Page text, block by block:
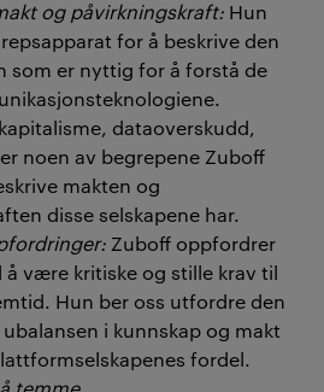
og påvirkningskraft: Hun
for å beskrive den
som er nyttig for å forstå de
dataoverskudd,
noen av begrepene Zuboff
makten og
disse selskapene har.
Zuboff oppfordrer
å være kritiske og stille krav til
Hun ber oss utfordre den
i kunnskap og makt
fordel.